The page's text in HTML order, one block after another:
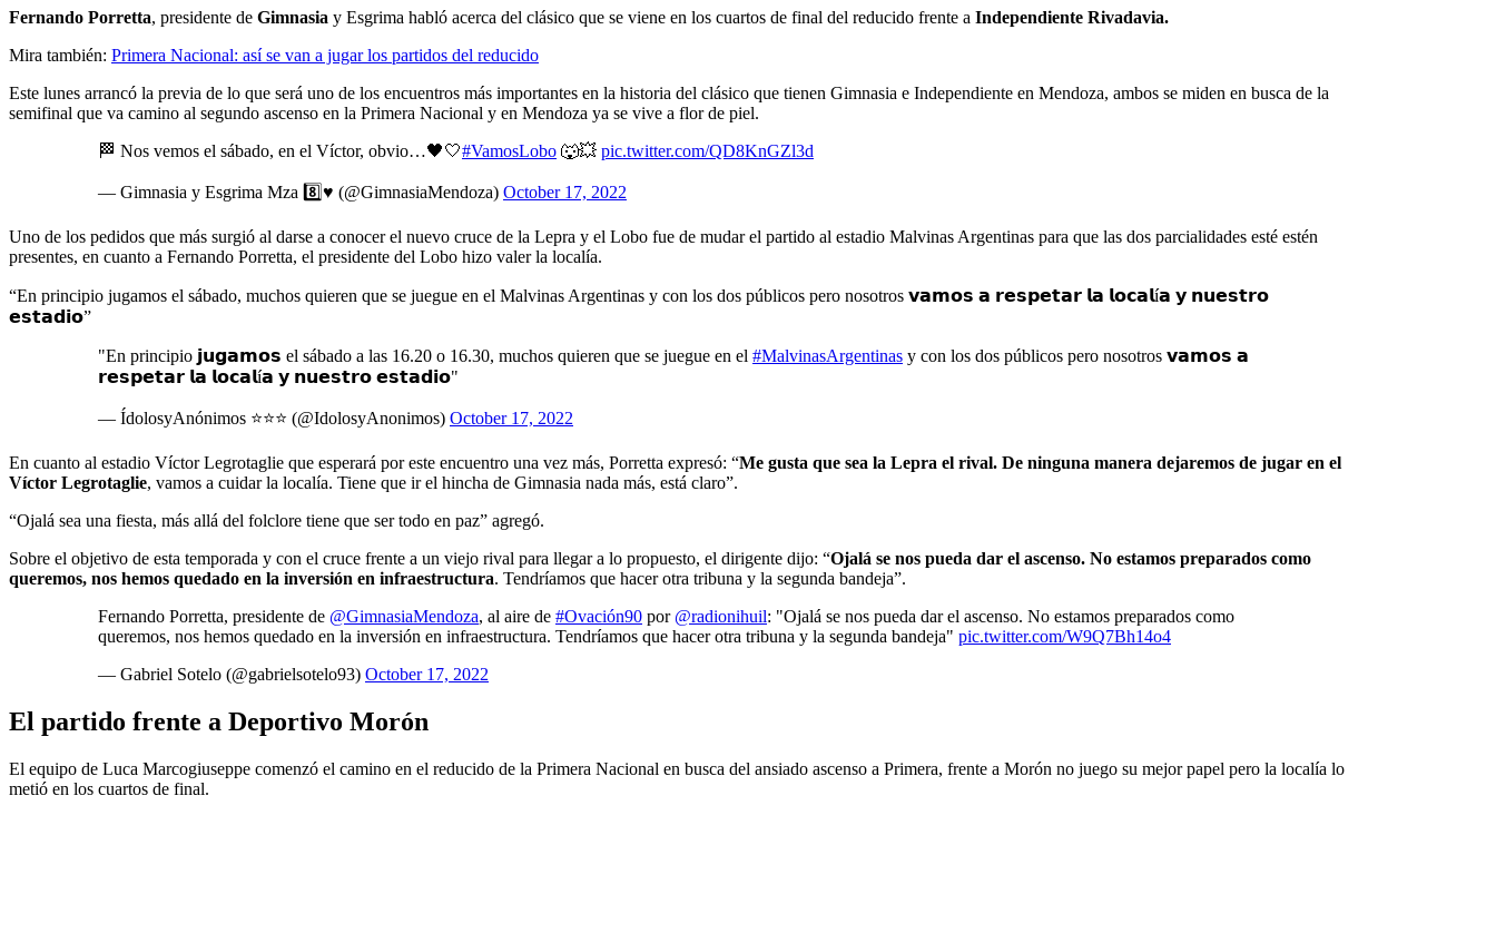
Fernando Porretta, presidente de Gimnasia y Esgrima habló acerca del clásico que se viene en los cuartos de final del reducido frente a Independiente Rivadavia.
Mira también: Primera Nacional: así se van a jugar los partidos del reducido
Este lunes arrancó la previa de lo que será uno de los encuentros más importantes en la historia del clásico que tienen Gimnasia e Independiente en Mendoza, ambos se miden en busca de la
semifinal que va camino al segundo ascenso en la Primera Nacional y en Mendoza ya se vive a flor de piel.
🏁 Nos vemos el sábado, en el Víctor, obvio…🖤🤍#VamosLobo 🐺💥 pic.twitter.com/QD8KnGZl3d
— Gimnasia y Esgrima Mza 8️⃣♥️ (@GimnasiaMendoza) October 17, 2022
Uno de los pedidos que más surgió al darse a conocer el nuevo cruce de la Lepra y el Lobo fue de mudar el partido al estadio Malvinas Argentinas para que las dos parcialidades esté estén
presentes, en cuanto a Fernando Porretta, el presidente del Lobo hizo valer la localía.
“En principio jugamos el sábado, muchos quieren que se juegue en el Malvinas Argentinas y con los dos públicos pero nosotros 𝘃𝗮𝗺𝗼𝘀 𝗮 𝗿𝗲𝘀𝗽𝗲𝘁𝗮𝗿 𝗹𝗮 𝗹𝗼𝗰𝗮𝗹í𝗮 𝘆 𝗻𝘂𝗲𝘀𝘁𝗿𝗼
𝗲𝘀𝘁𝗮𝗱𝗶𝗼”
"En principio 𝗷𝘂𝗴𝗮𝗺𝗼𝘀 el sábado a las 16.20 o 16.30, muchos quieren que se juegue en el #MalvinasArgentinas y con los dos públicos pero nosotros 𝘃𝗮𝗺𝗼𝘀 𝗮
𝗿𝗲𝘀𝗽𝗲𝘁𝗮𝗿 𝗹𝗮 𝗹𝗼𝗰𝗮𝗹í𝗮 𝘆 𝗻𝘂𝗲𝘀𝘁𝗿𝗼 𝗲𝘀𝘁𝗮𝗱𝗶𝗼"
— ÍdolosyAnónimos ⭐⭐⭐ (@IdolosyAnonimos) October 17, 2022
En cuanto al estadio Víctor Legrotaglie que esperará por este encuentro una vez más, Porretta expresó: “Me gusta que sea la Lepra el rival. De ninguna manera dejaremos de jugar en el
Víctor Legrotaglie, vamos a cuidar la localía. Tiene que ir el hincha de Gimnasia nada más, está claro”.
“Ojalá sea una fiesta, más allá del folclore tiene que ser todo en paz” agregó.
Sobre el objetivo de esta temporada y con el cruce frente a un viejo rival para llegar a lo propuesto, el dirigente dijo: “Ojalá se nos pueda dar el ascenso. No estamos preparados como
queremos, nos hemos quedado en la inversión en infraestructura. Tendríamos que hacer otra tribuna y la segunda bandeja”.
Fernando Porretta, presidente de @GimnasiaMendoza, al aire de #Ovación90 por @radionihuil: "Ojalá se nos pueda dar el ascenso. No estamos preparados como
queremos, nos hemos quedado en la inversión en infraestructura. Tendríamos que hacer otra tribuna y la segunda bandeja" pic.twitter.com/W9Q7Bh14o4
— Gabriel Sotelo (@gabrielsotelo93) October 17, 2022
El partido frente a Deportivo Morón
El equipo de Luca Marcogiuseppe comenzó el camino en el reducido de la Primera Nacional en busca del ansiado ascenso a Primera, frente a Morón no juego su mejor papel pero la localía lo
metió en los cuartos de final.